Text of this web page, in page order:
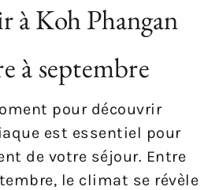
à Koh Phangan
à septembre
pour découvrir
est essentiel pour
de votre séjour. Entre
le climat se révèle